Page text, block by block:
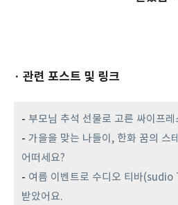
· 관련 포스트 및 링크
- 부모님 추석 선물로 고른 싸이프
- 가을을 맞는 나들이, 한화 꿈의 스
어떠세요?
- 여름 이벤트로 수디오 티바(sudio
받았어요.